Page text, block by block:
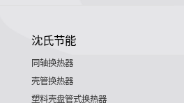
沈氏节能
同轴换热器
壳管换热器
塑料壳盘管式换热器